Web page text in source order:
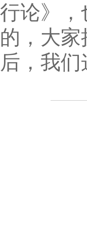
行论》，
的，大
后，我